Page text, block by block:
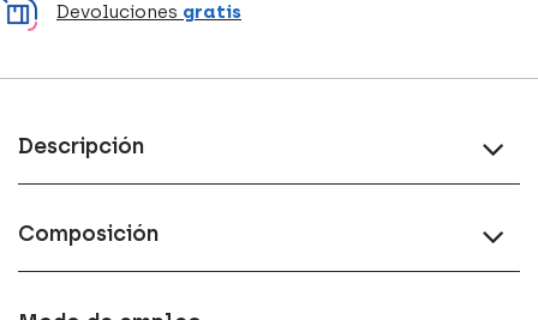
Devoluciones gratis
Descripción
Composición